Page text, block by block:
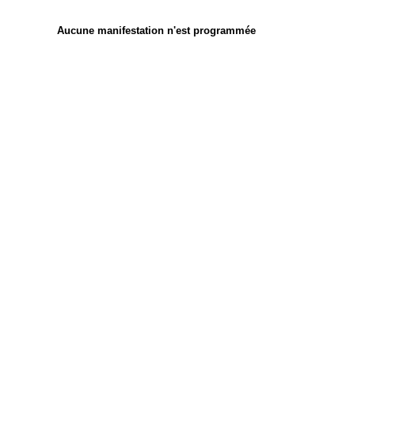
Aucune manifestation n'est programmée